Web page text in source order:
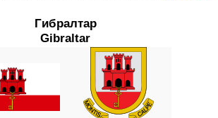
Гибралтар
Gibraltar